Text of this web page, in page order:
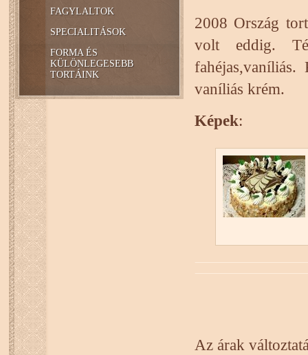
FAGYLALTOK
SPECIALITÁSOK
FORMA ÉS
KÜLÖNLEGESEBB
TORTÁINK
2008 Ország
volt eddig.
vaníliás krém.
Képek:
Az árak